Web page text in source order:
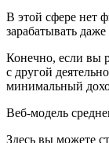
В этой сфере нет
зарабатывать
Конечно, если вы
с другой
минимальный
Веб-модель
Здесь вы можете